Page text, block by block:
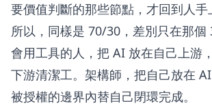
要價值判斷的那些節點，才回到人手
所以，同樣是 70/30，差別只在那個
會用工具的人，把 AI 放在自己上游
下游清潔工。架構師，把自己放在
被授權的邊界內替自己閉環完成。